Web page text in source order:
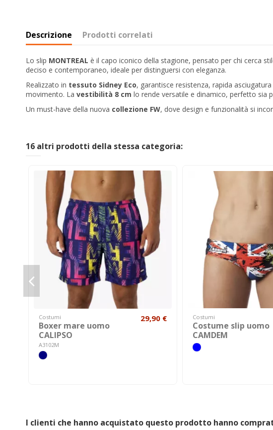
Descrizione Prodotti correlati
Lo slip MONTREAL è il capo iconico della stagione, pensato per chi cerca
deciso e contemporaneo, ideale per distinguersi con eleganza.
Realizzato in tessuto Sidney Eco, garantisce resistenza, rapida
movimento. La vestibilità 8 cm lo rende versatile e dinamico, perfetto sia
Un must-have della nuova collezione FW, dove design e funzionalità si
16 altri prodotti della stessa categoria:
Costumi
Boxer mare uomo
CALIPSO
A3102M
29,90 € Costumi
Costume slip uomo
CAMDEM
I clienti che hanno acquistato questo prodotto hanno